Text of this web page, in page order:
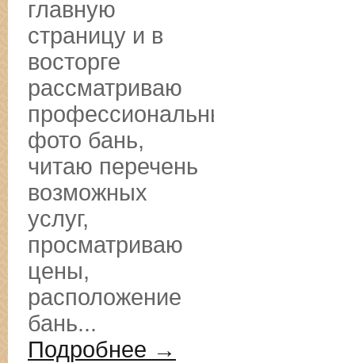
главную
страницу и в
восторге
рассматриваю
профессиональные
фото бань,
читаю перечень
возможных
услуг,
просматриваю
цены,
расположение
бань...
Подробнее →